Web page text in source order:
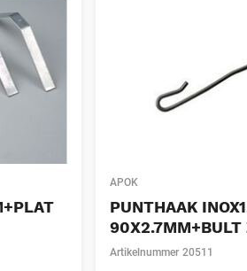
APOK
PUNTHAAK
90X2.7MM+BULT
Artikelnummer 20511